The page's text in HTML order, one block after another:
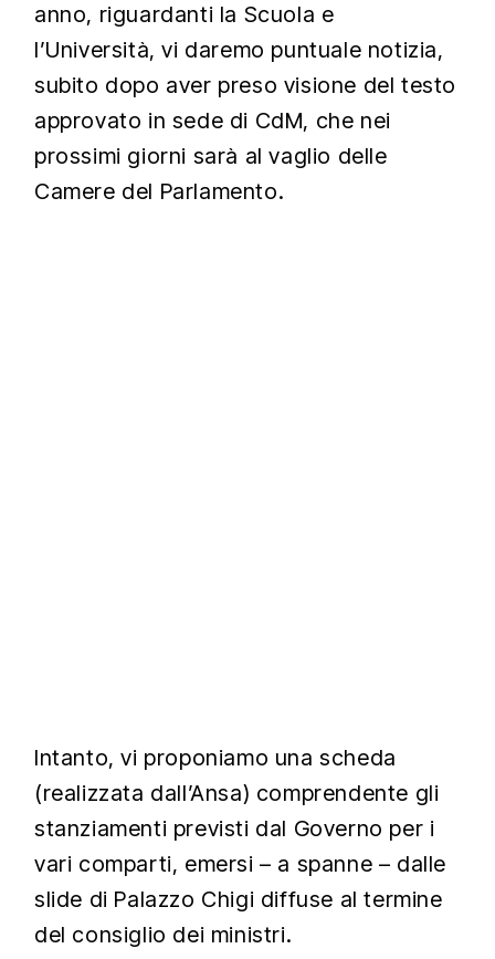
anno, riguardanti la Scuola e
l’Università, vi daremo puntuale notizia,
subito dopo aver preso visione del testo
approvato in sede di CdM, che nei
prossimi giorni sarà al vaglio delle
Camere del Parlamento.
Intanto, vi proponiamo una scheda
(realizzata dall’Ansa) comprendente gli
stanziamenti previsti dal Governo per i
vari comparti, emersi – a spanne – dalle
slide di Palazzo Chigi diffuse al termine
del consiglio dei ministri.